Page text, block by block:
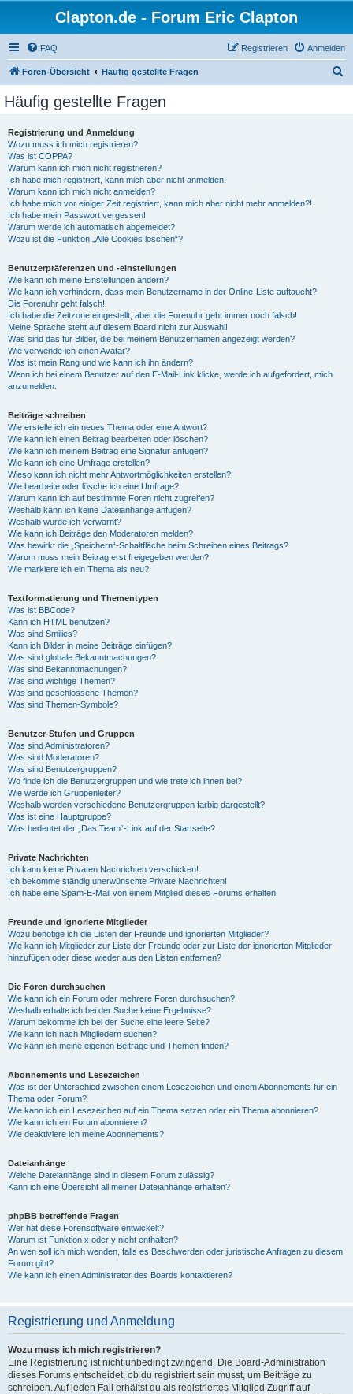
Clapton.de - Forum Eric Clapton
FAQ Anmelden
Registrieren
Foren-Übersicht Häufig gestellte Fragen
Häufig gestellte Fragen
Registrierung und Anmeldung
Wozu muss ich mich registrieren?
Was ist COPPA?
Warum kann ich mich nicht registrieren?
Ich habe mich registriert, kann mich aber nicht anmelden!
Warum kann ich mich nicht anmelden?
Ich habe mich vor einiger Zeit registriert, kann mich aber nicht mehr anmelden?!
Ich habe mein Passwort vergessen!
Warum werde ich automatisch abgemeldet?
Wozu ist die Funktion „Alle Cookies löschen“?
Benutzerpräferenzen und -einstellungen
Wie kann ich meine Einstellungen ändern?
Wie kann ich verhindern, dass mein Benutzername in der Online-Liste auftaucht?
Die Forenuhr geht falsch!
Ich habe die Zeitzone eingestellt, aber die Forenuhr geht immer noch falsch!
Meine Sprache steht auf diesem Board nicht zur Auswahl!
Was sind das für Bilder, die bei meinem Benutzernamen angezeigt werden?
Wie verwende ich einen Avatar?
Was ist mein Rang und wie kann ich ihn ändern?
Wenn ich bei einem Benutzer auf den E-Mail-Link klicke, werde ich aufgefordert, mich
anzumelden.
Beiträge schreiben
Wie erstelle ich ein neues Thema oder eine Antwort?
Wie kann ich einen Beitrag bearbeiten oder löschen?
Wie kann ich meinem Beitrag eine Signatur anfügen?
Wie kann ich eine Umfrage erstellen?
Wieso kann ich nicht mehr Antwortmöglichkeiten erstellen?
Wie bearbeite oder lösche ich eine Umfrage?
Warum kann ich auf bestimmte Foren nicht zugreifen?
Weshalb kann ich keine Dateianhänge anfügen?
Weshalb wurde ich verwarnt?
Wie kann ich Beiträge den Moderatoren melden?
Was bewirkt die „Speichern“-Schaltfläche beim Schreiben eines Beitrags?
Warum muss mein Beitrag erst freigegeben werden?
Wie markiere ich ein Thema als neu?
Textformatierung und Thementypen
Was ist BBCode?
Kann ich HTML benutzen?
Was sind Smilies?
Kann ich Bilder in meine Beiträge einfügen?
Was sind globale Bekanntmachungen?
Was sind Bekanntmachungen?
Was sind wichtige Themen?
Was sind geschlossene Themen?
Was sind Themen-Symbole?
Benutzer-Stufen und Gruppen
Was sind Administratoren?
Was sind Moderatoren?
Was sind Benutzergruppen?
Wo finde ich die Benutzergruppen und wie trete ich ihnen bei?
Wie werde ich Gruppenleiter?
Weshalb werden verschiedene Benutzergruppen farbig dargestellt?
Was ist eine Hauptgruppe?
Was bedeutet der „Das Team“-Link auf der Startseite?
Private Nachrichten
Ich kann keine Privaten Nachrichten verschicken!
Ich bekomme ständig unerwünschte Private Nachrichten!
Ich habe eine Spam-E-Mail von einem Mitglied dieses Forums erhalten!
Freunde und ignorierte Mitglieder
Wozu benötige ich die Listen der Freunde und ignorierten Mitglieder?
Wie kann ich Mitglieder zur Liste der Freunde oder zur Liste der ignorierten Mitglieder
hinzufügen oder diese wieder aus den Listen entfernen?
Die Foren durchsuchen
Wie kann ich ein Forum oder mehrere Foren durchsuchen?
Weshalb erhalte ich bei der Suche keine Ergebnisse?
Warum bekomme ich bei der Suche eine leere Seite?
Wie kann ich nach Mitgliedern suchen?
Wie kann ich meine eigenen Beiträge und Themen finden?
Abonnements und Lesezeichen
Was ist der Unterschied zwischen einem Lesezeichen und einem Abonnements für ein
Thema oder Forum?
Wie kann ich ein Lesezeichen auf ein Thema setzen oder ein Thema abonnieren?
Wie kann ich ein Forum abonnieren?
Wie deaktiviere ich meine Abonnements?
Dateianhänge
Welche Dateianhänge sind in diesem Forum zulässig?
Kann ich eine Übersicht all meiner Dateianhänge erhalten?
phpBB betreffende Fragen
Wer hat diese Forensoftware entwickelt?
Warum ist Funktion x oder y nicht enthalten?
An wen soll ich mich wenden, falls es Beschwerden oder juristische Anfragen zu diesem
Forum gibt?
Wie kann ich einen Administrator des Boards kontaktieren?
Registrierung und Anmeldung
Wozu muss ich mich registrieren?
Eine Registrierung ist nicht unbedingt zwingend. Die Board-Administration
dieses Forums entscheidet, ob du registriert sein musst, um Beiträge zu
schreiben. Auf jeden Fall erhältst du als registriertes Mitglied Zugriff auf